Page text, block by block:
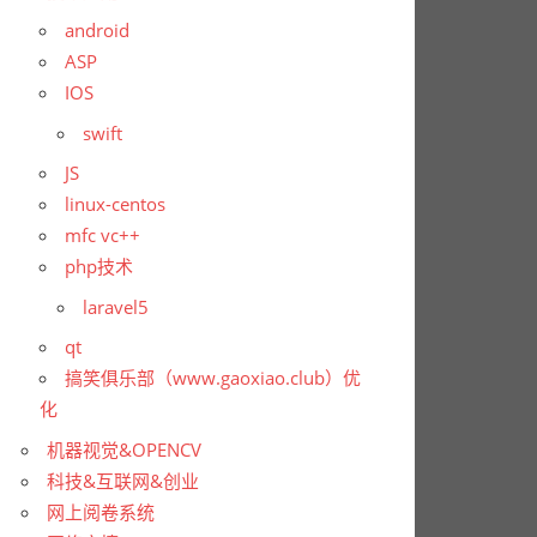
android
ASP
IOS
swift
JS
linux-centos
mfc vc++
php技术
laravel5
qt
搞笑俱乐部（www.gaoxiao.club）优
化
机器视觉&OPENCV
科技&互联网&创业
网上阅卷系统